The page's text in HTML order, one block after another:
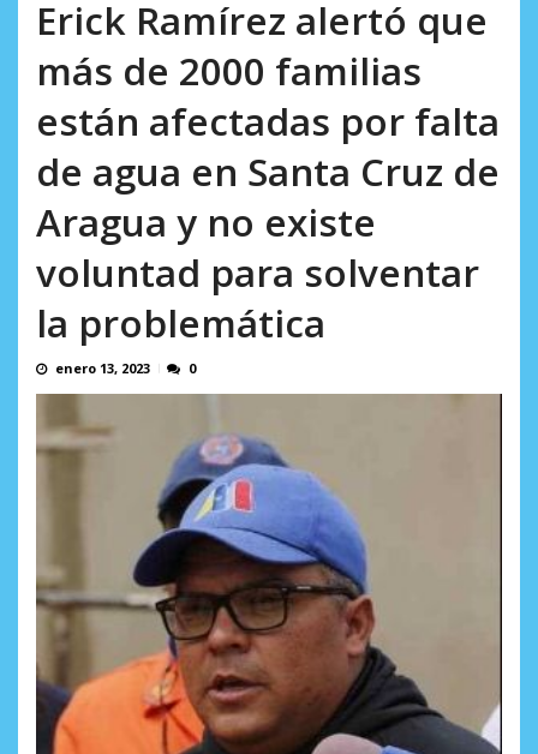
AGOSTO 7, 2026
Erick Ramírez alertó que
más de 2000 familias
están afectadas por falta
de agua en Santa Cruz de
Aragua y no existe
voluntad para solventar
la problemática
enero 13, 2023 0